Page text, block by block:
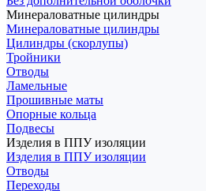
Минераловатные цилиндры
Минераловатные цилиндры
Цилиндры (скорлупы)
Тройники
Отводы
Ламельные
Прошивные маты
Опорные кольца
Подвесы
Изделия в ППУ изоляции
Изделия в ППУ изоляции
Отводы
Переходы